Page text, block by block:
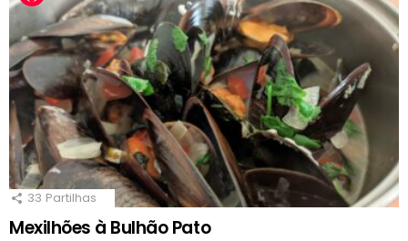
33 Partilhas
Mexilhões à Bulhão Pato